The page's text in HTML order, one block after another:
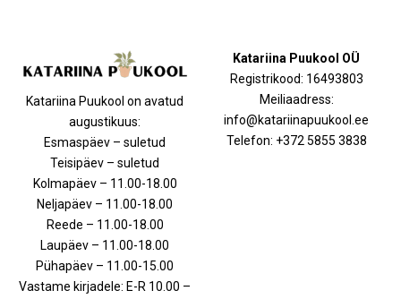
Katariina Puukool on avatud
augustikuus:
Esmaspäev – suletud
Teisipäev – suletud
Kolmapäev – 11.00-18.00
Neljapäev – 11.00-18.00
Reede – 11.00-18.00
Laupäev – 11.00-18.00
Pühapäev – 11.00-15.00
Vastame kirjadele: E-R 10.00 –
Katariina Puukool OÜ
Registrikood: 16493803
Meiliaadress:
info@katariinapuukool.ee
Telefon: +372 5855 3838